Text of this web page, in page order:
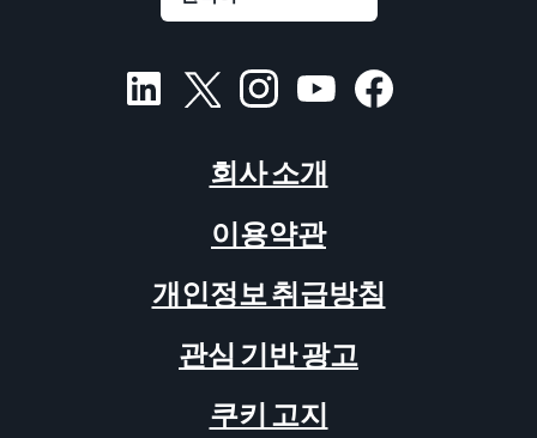
회사 소개
이용약관
개인정보 취급방침
관심 기반 광고
쿠키 고지